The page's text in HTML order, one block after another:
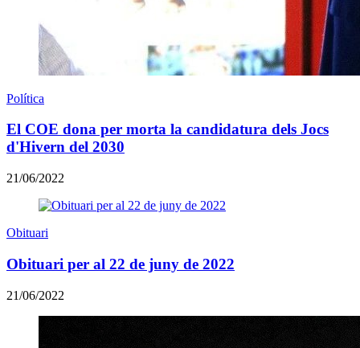
Política
El COE dona per morta la candidatura dels Jocs
d'Hivern del 2030
21/06/2022
Obituari
Obituari per al 22 de juny de 2022
21/06/2022